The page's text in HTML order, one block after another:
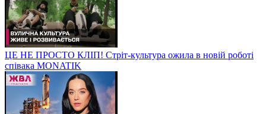
ЦЕ НЕ ПРОСТО КЛІП! Стріт-культура ожила в новій роботі
співака MONATIK